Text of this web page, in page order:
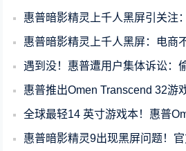
惠普暗影精灵上千人黑屏引关注：用户要求退货退款 官
惠普暗影精灵上千人黑屏：电商不
遇到没！惠普遭用户集体诉讼：偷更新打印机固件
惠普推出Omen Transcend 32游戏显示器：4K
全球最轻14 英寸游戏本！惠普Omen
惠普暗影精灵9出现黑屏问题！官方回应